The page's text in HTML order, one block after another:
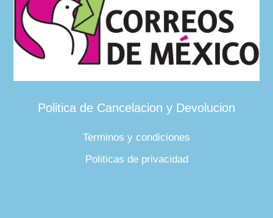
Politica de Cancelacion y Devolucion
Terminos y condiciones
Politicas de privacidad